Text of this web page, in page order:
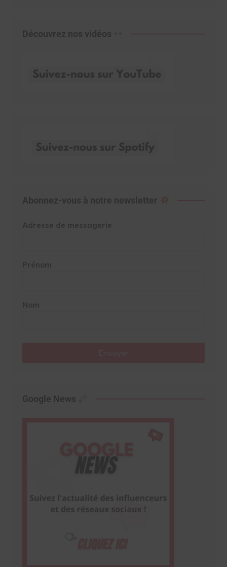
Découvrez nos vidéos
Abonnez-vous à notre newsletter
Adresse de messagerie
Prénom
Nom
Google News